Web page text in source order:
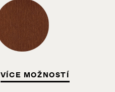
VÍCE MOŽNOSTÍ